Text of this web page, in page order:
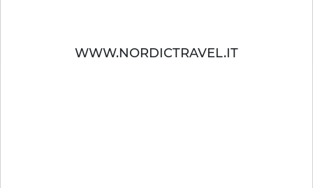
WWW.NORDICTRAVEL.IT